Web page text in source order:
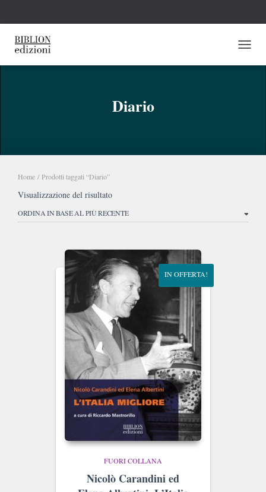
Diario
Home / Prodotti taggati “Diario”
Visualizzazione del risultato
IN OFFERTA!
FUORI COLLANA
Nicolò Carandini ed